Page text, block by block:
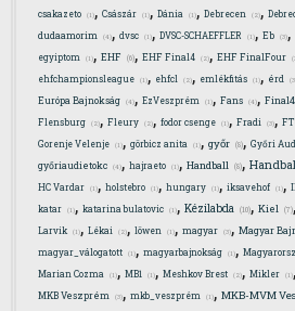
csakazeto (1), Császár (1), Dánia (1), Debrecen (2),
dudaamorim (4), dvsc (1), DVSC-SCHAEFFLER (1), Eb (3),
egyiptom (1), EHF (6), EHF Final4 (2), EHF FinalFour
ehfchampionsleague (1), ehfcl (2), emlékfitás (1), érd
Európa Bajnokság (4), EzVeszprém (1), Fans (4), Final4
Flensburg (2), Fleury (2), fodor csenge (1), Fradi (3),
Gorenje Velenje (1), görbicz anita (1), győr (8), Győri
győriaudietokc (4), hajraeto (1), Handball (8),
HC Vardar (1), holstebro (1), hungary (1), iksavehof (1),
katar (1), katarina bulatovic (1), Kézilabda (10), Kiel (7),
Larvik (1), Lékai (2), löwen (1), magyar (3), Magyar
magyar_válogatott (1), magyarbajnokság (1),
Marian Cozma (1), MB1 (1), Meshkov Brest (2), Mikler (1),
MKB Veszprém (3), mkb_veszprém (1), MKB-MVM